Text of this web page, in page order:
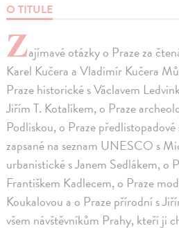
O TITULE
Zajímavé otázky o Praze za
Karel Kučera a Vladimír Kučera
Praze historické s Václavem
Jiřím T. Kotalíkem, o Praze
Podliskou, o Praze
zapsané na seznam UNESCO s
urbanistické s Janem Sedlákem, o
Františkem Kadlecem, o Praze
Koukalovou a o Praze přírodní s
všem návštěvníkům Prahy, kteří ji